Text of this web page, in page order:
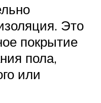
Это
покрытие
пола,
или